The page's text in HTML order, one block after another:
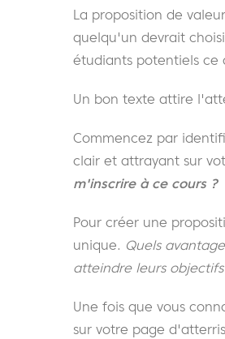
La proposition de
quelqu'un devrait
étudiants potentiels ce
Un bon texte attire
Commencez par
clair et attrayant sur
m'inscrire à ce cours ?
Pour créer une
unique. Quels
atteindre leurs
Une fois que vous
sur votre page